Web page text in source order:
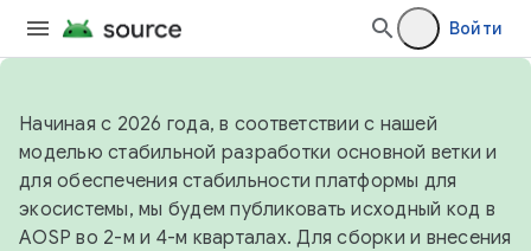
Войти
Начиная с 2026 года, в соответствии с нашей
моделью стабильной разработки основной ветки и
для обеспечения стабильности платформы для
экосистемы, мы будем публиковать исходный код в
AOSP во 2-м и 4-м кварталах. Для сборки и внесения